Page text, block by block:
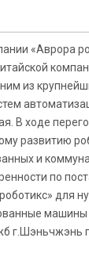
«Аврора
из
В ходе
развитию
и
по
для
машины
г.Шэньчжэнь